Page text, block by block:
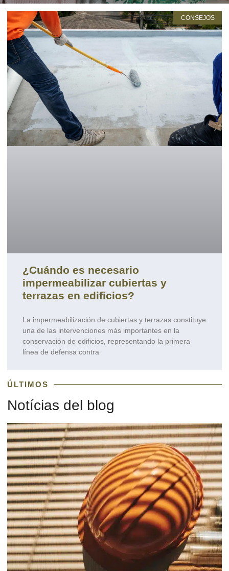
CONSEJOS
¿Cuándo es necesario
impermeabilizar cubiertas y
terrazas en edificios?
La impermeabilización de cubiertas y terrazas constituye
una de las intervenciones más importantes en la
conservación de edificios, representando la primera
línea de defensa contra
ÚLTIMOS
Notícias del blog